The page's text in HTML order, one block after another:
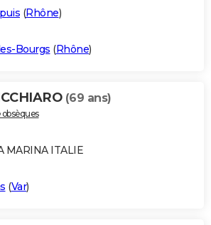
(Rhône)
Bourgs (Rhône)
(69 ans)
MARINA ITALIE
(Var)